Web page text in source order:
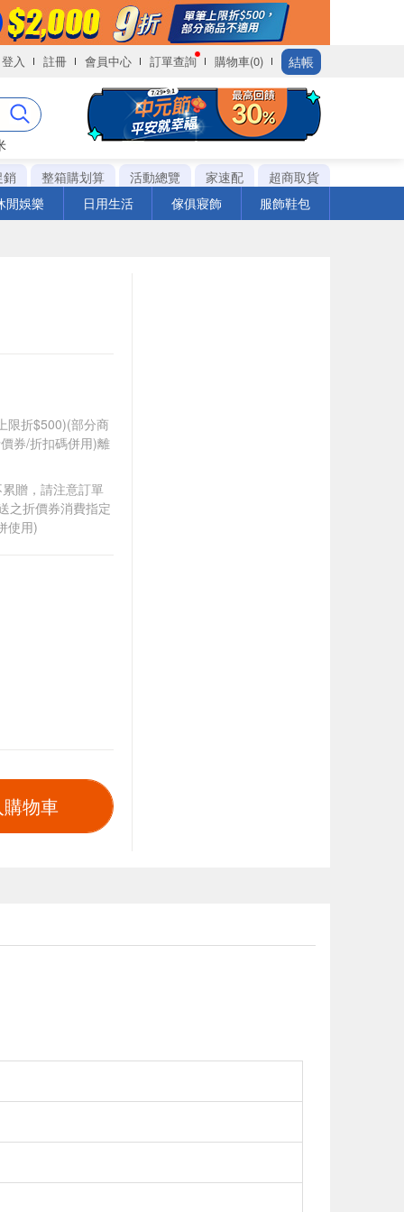
登入 註冊 會員中心 訂單查詢 購物車(0) 結帳
銷
整箱購划算 活動總覽 家速配
超商取貨
閒娛樂
日用生活 傢俱寢飾 服飾鞋包
限折$500)(部分商
券/折扣碼併用)離
贈，請注意訂單
之折價券消費指定
使用)
物車